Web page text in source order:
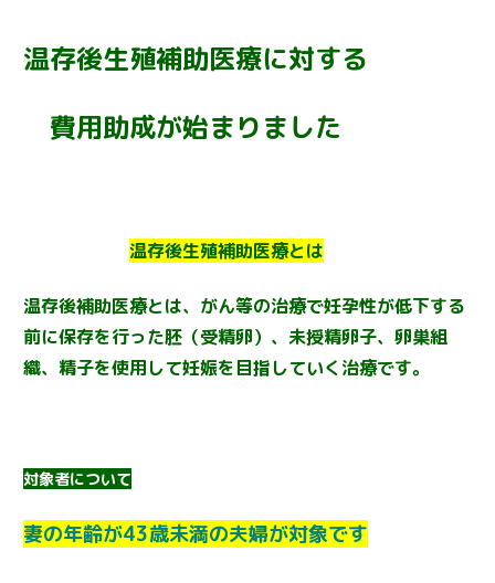
温存後生殖補助医療に対する
費用助成が始まりました
温存後生殖補助医療とは
温存後補助医療とは、 がん等の治療で妊孕性が低下する
前に保存を行った胚（受精卵）、未授精卵子、卵巣組
織、精子を使用して妊娠を目指していく治療です。
対象者について
妻の年齢が43歳未満の夫婦が対象です